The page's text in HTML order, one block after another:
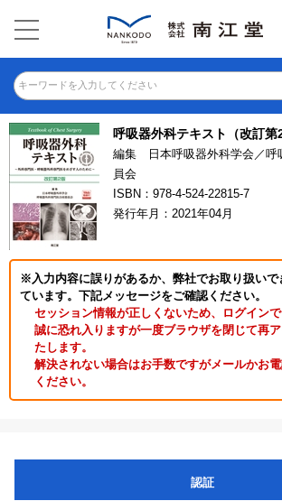
キーワードを入力してください
呼吸器外科テキスト（改訂第2
編集 日本呼吸器外科学会／呼
員会
ISBN：978-4-524-22815-7
発行年月：2021年04月
※入力内容に誤りがあるか、弊社でお取り扱いで
ています。下記メッセージをご確認ください。
セッション情報が正しくないため、ログイン
誠に恐れ入りますが一度ブラウザを閉じて再
たします。
解決されない場合はお手数ですがメールかお
ください。
認証